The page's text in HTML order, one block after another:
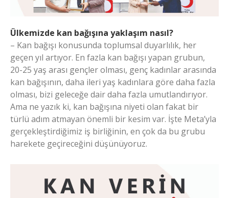
Ülkemizde kan bağışına yaklaşım nasıl?
– Kan bağışı konusunda toplumsal duyarlılık, her
geçen yıl artıyor. En fazla kan bağışı yapan grubun,
20-25 yaş arası gençler olması, genç kadınlar arasında
kan bağışının, daha ileri yaş kadınlara göre daha fazla
olması, bizi geleceğe dair daha fazla umutlandırıyor.
Ama ne yazık ki, kan bağışına niyeti olan fakat bir
türlü adım atmayan önemli bir kesim var. İşte Meta’yla
gerçekleştirdiğimiz iş birliğinin, en çok da bu grubu
harekete geçireceğini düşünüyoruz.